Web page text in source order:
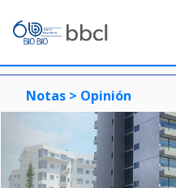
Notas > Opinión